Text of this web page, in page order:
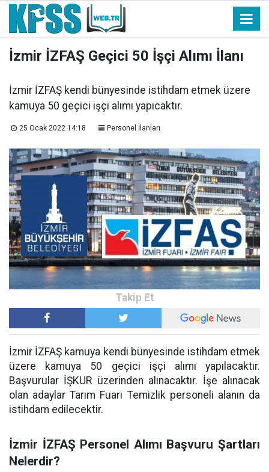
İzmir İZFAŞ Geçici 50 İşçi Alımı İlanı
İzmir İZFAŞ kendi bünyesinde istihdam etmek üzere
kamuya 50 geçici işçi alımı yapıcaktır.
25 Ocak 2022 14:18 Personel İlanları
İzmir İZFAŞ kamuya kendi bünyesinde istihdam etmek
üzere kamuya 50 geçici işçi alımı yapılacaktır.
Başvurular İŞKUR üzerinden alınacaktır. İşe alınacak
olan adaylar Tarım Fuarı Temizlik personeli alanın da
istihdam edilecektir.
İzmir İZFAŞ Personel Alımı Başvuru Şartları
Nelerdir?